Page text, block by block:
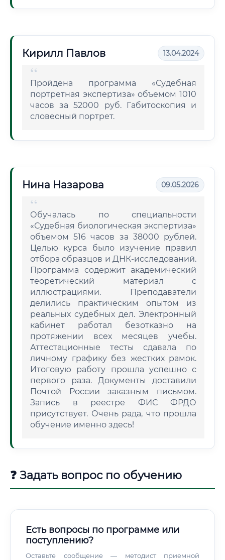
Кирилл Павлов 13.04.2024
Пройдена программа «Судебная
портретная экспертиза» объемом 1010
часов за 52000 руб. Габитоскопия и
словесный портрет.
Нина Назарова 09.05.2026
Обучалась по специальности
«Судебная биологическая экспертиза»
объемом 516 часов за 38000 рублей.
Целью курса было изучение правил
отбора образцов и ДНК-исследований.
Программа содержит академический
теоретический материал с
иллюстрациями. Преподаватели
делились практическим опытом из
реальных судебных дел. Электронный
кабинет работал безотказно на
протяжении всех месяцев учебы.
Аттестационные тесты сдавала по
личному графику без жестких рамок.
Итоговую работу прошла успешно с
первого раза. Документы доставили
Почтой России заказным письмом.
Запись в реестре ФИС ФРДО
присутствует. Очень рада, что прошла
обучение именно здесь!
❓ Задать вопрос по обучению
Есть вопросы по программе или
поступлению?
Оставьте сообщение — методист приемной